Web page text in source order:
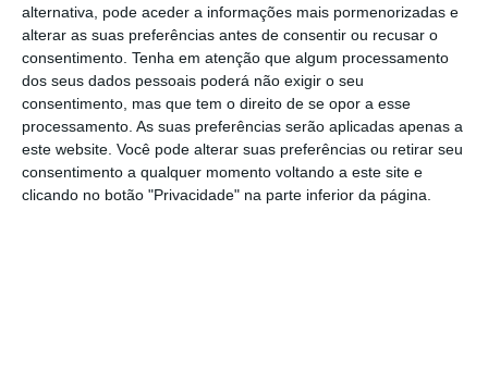
alternativa, pode aceder a informações mais pormenorizadas e
alterar as suas preferências antes de consentir ou recusar o
consentimento. Tenha em atenção que algum processamento
dos seus dados pessoais poderá não exigir o seu
consentimento, mas que tem o direito de se opor a esse
processamento. As suas preferências serão aplicadas apenas a
este website. Você pode alterar suas preferências ou retirar seu
consentimento a qualquer momento voltando a este site e
clicando no botão "Privacidade" na parte inferior da página.
atleta Melanie Santos, visando a sua
“participação de excelência” nos Jogos
Olímpicos de Paris 2024.
O contrato-programa, estabelecido entre o
Município e a Federação de Triatlo de
Portugal, define a atribuição de um subsídio